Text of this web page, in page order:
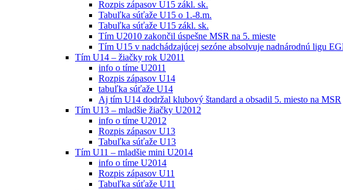
Rozpis zápasov U15 zákl. sk.
Tabuľka súťaže U15 o 1.-8.m.
Tabuľka súťaže U15 zákl. sk.
Tím U2010 zakončil úspešne MSR na 5. mieste
Tím U15 v nadchádzajúcej sezóne absolvuje nadnárodnú ligu
Tím U14 – žiačky rok U2011
info o tíme U2011
Rozpis zápasov U14
tabuľka súťaže U14
Aj tím U14 dodržal klubový štandard a obsadil 5. miesto na MSR
Tím U13 – mladšie žiačky U2012
info o tíme U2012
Rozpis zápasov U13
Tabuľka súťaže U13
Tím U11 – mladšie mini U2014
info o tíme U2014
Rozpis zápasov U11
Tabuľka súťaže U11